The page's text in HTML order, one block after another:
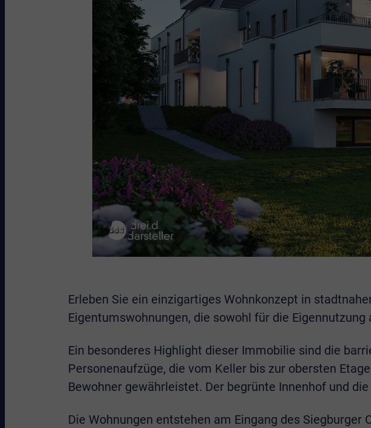
Erleben Sie ein einzigartiges Wohnkonzept in
Eigentumswohnungen, die sowohl für die
Ein besonderes Highlight dieser Immobilie sind die
Personenaufzüge, die vom Keller bis zur obersten
Bewohner gewährleistet. Der begrünte Innenhof und
Die Wohnungen entstehen am Eingang des